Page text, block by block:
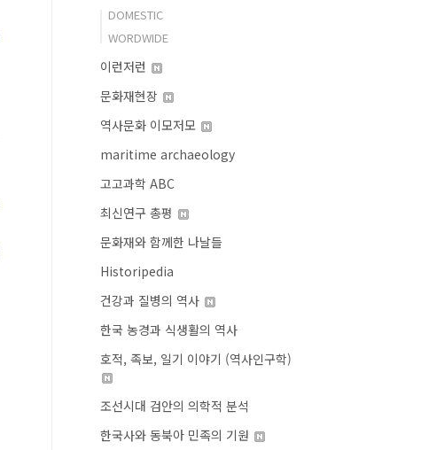
DOMESTIC
WORDWIDE
이런저런
문화재현장
역사문화 이모저모
maritime archaeology
고고과학 ABC
최신연구 총평
문화재와 함께한 나날들
Historipedia
건강과 질병의 역사
한국 농경과 식생활의 역사
호적, 족보, 일기 이야기 (역사인구학)
조선시대 검안의 의학적 분석
한국사와 동북아 민족의 기원